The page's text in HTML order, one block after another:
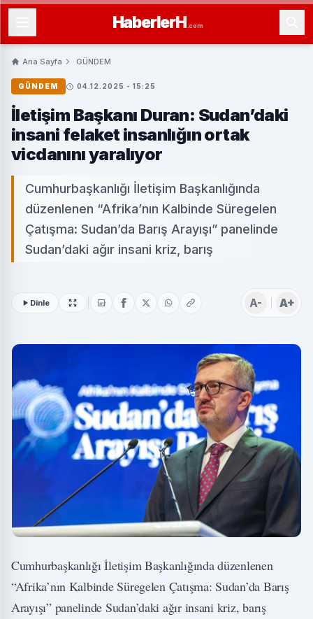
HaberlerH .com
Ana Sayfa GÜNDEM
GÜNDEM 04.12.2025 - 15:25
İletişim Başkanı Duran: Sudan’daki
insani felaket insanlığın ortak
vicdanını yaralıyor
Cumhurbaşkanlığı İletişim Başkanlığında
düzenlenen “Afrika’nın Kalbinde Süregelen
Çatışma: Sudan’da Barış Arayışı” panelinde
Sudan’daki ağır insani kriz, barış
Dinle A- A+
Cumhurbaşkanlığı İletişim Başkanlığında düzenlenen
“Afrika’nın Kalbinde Süregelen Çatışma: Sudan’da Barış
Arayışı” panelinde Sudan’daki ağır insani kriz, barış